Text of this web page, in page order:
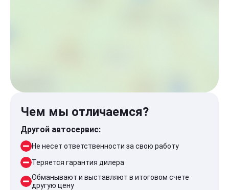
Чем мы отличаемся?
Другой автосервис:
Не несет ответственности за свою работу
Теряется гарантия дилера
Обманывают и выставляют в итоговом счете
другую цену